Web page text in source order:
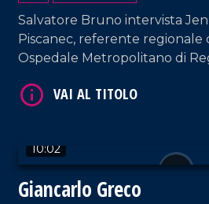
Salvatore Bruno intervista
Piscanec, referente regionale
Ospedale Metropolitano di
10:02
Giancarlo Greco
VAI AL TITOLO